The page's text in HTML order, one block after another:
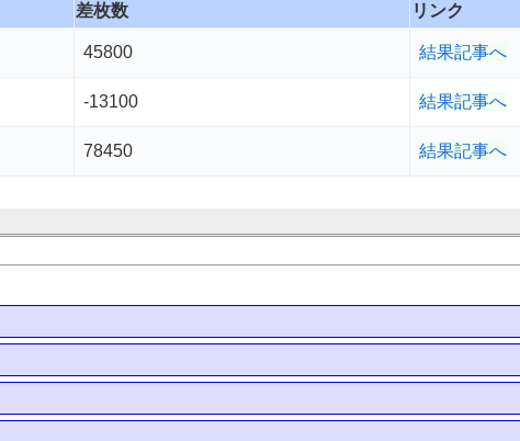
差枚数 リンク
45800 結果記事へ
-13100 結果記事へ
78450 結果記事へ